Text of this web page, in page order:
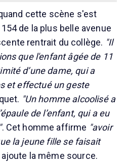
cette scène s'est
de la plus belle avenue
rentrait du collège. "Il
que l'enfant âgée de 11
d’une dame, qui a
et effectué un geste
"Un homme alcoolisé a
de l’enfant, qui a eu
. Cet homme affirme "avoir
la jeune fille se faisait
ajoute la même source.